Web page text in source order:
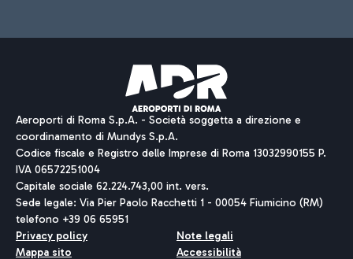
Aeroporti di Roma S.p.A. - Società soggetta a direzione e
coordinamento di Mundys S.p.A.
Codice fiscale e Registro delle Imprese di Roma 13032990155 P.
IVA 06572251004
Capitale sociale 62.224.743,00 int. vers.
Sede legale: Via Pier Paolo Racchetti 1 - 00054 Fiumicino (RM)
telefono +39 06 65951
Privacy policy
Note legali
Mappa sito
Accessibilità